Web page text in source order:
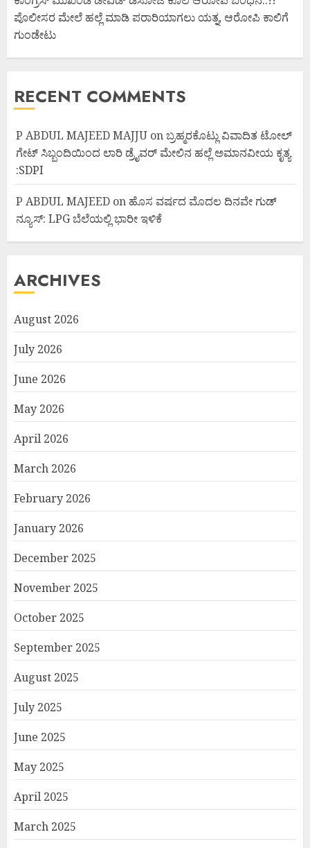
ಪೊಲೀಸರ ಮೇಲೆ ಹಲ್ಲೆ ಮಾಡಿ ಪರಾರಿಯಾಗಲು ಯತ್ನ, ಆರೋಪಿ ಕಾಲಿಗೆ
ಗುಂಡೇಟು
RECENT COMMENTS
P ABDUL MAJEED MAJJU onಬ್ರಹ್ಮರಕೊಟ್ಲು ವಿವಾದಿತ ಟೋಲ್
ಗೇಟ್ ಸಿಬ್ಬಂದಿಯಿಂದ ಲಾರಿ ಡ್ರೈವರ್ ಮೇಲಿನ ಹಲ್ಲೆ ಅಮಾನವೀಯ ಕೃತ್ಯ
:SDPI
P ABDUL MAJEED on ಹೊಸ ವರ್ಷದ ಮೊದಲ ದಿನವೇ ಗುಡ್
ನ್ಯೂಸ್: LPG ಬೆಲೆಯಲ್ಲಿ ಭಾರೀ ಇಳಿಕೆ
ARCHIVES
August 2026
July 2026
June 2026
May 2026
April 2026
March 2026
February 2026
January 2026
December 2025
November 2025
October 2025
September 2025
August 2025
July 2025
June 2025
May 2025
April 2025
March 2025